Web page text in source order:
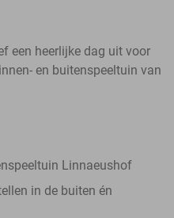
een heerlijke dag uit voor
en buitenspeeltuin van
Linnaeushof
in de buiten én